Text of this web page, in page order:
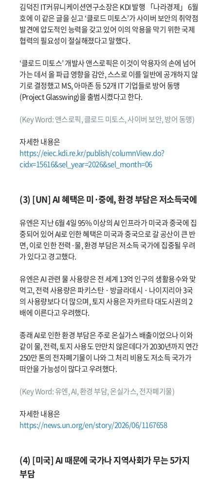
김덕진 IT커뮤니케이션연구소장은 KDI 발행 「나라경제」 6월
호에 이 같은 글을 싣고 ‘클로드 미토스’가 사이버 보안의 취약점
발견에 압도적인 능력을 갖고 있어 이의 악용을 막기 위한 국제
협력의 필요성이 절실해졌다고 말했다.
‘클로드 미토스’ 개발사 앤스로픽은 이것이 악용자의 손에 넘어
가는 데서 올 파급 영향을 감안, 스스로 이를 일반에 공개하지 않
기로 결정했고 MS, 아마존 등 52개 IT 기업들로 방어 동맹
(Project Glasswing)을 출범시켰다고 한다.
(Key Word: 앤스로픽, 클로드 미토스, 사이버 보안, 방어 동맹)
자세한 내용은
https://eiec.kdi.re.kr/publish/columnView.do?
cidx=15616&sel_year=2026&sel_month=06
(3) [UN] AI 혜택은 미·중에, 환경 부담은 저소득국에
유엔은 지난 6월 4일 95% 이상의 AI 인프라가 미국과 중국에 집
중되어 있어 AI로 인한 혜택은 미국과 중국으로 갈 공산이 큰 반
면, 이로 인한 전력·물, 환경 부담은 저소득 국가에 집중될 우려
가 있다고 경고했다.
유엔은 AI 관련 물 사용량은 전 세계 13억 인구의 생활용수와 맞
먹고, 전력 사용량은 파키스탄 · 방글라데시 · 나이지리아 3국
의 사용량보다 더 많으며, 토지 사용은 자카르타 대도시권의 2
배에 이른다고 우려했다.
종래 AI로 인한 환경 부담은 주로 온실가스 배출이었으나 이와
같이 물, 전력, 토지 사용도 만만치 않은데다가 2030년까지 연간
250만 톤의 전자폐기물이 나와 그 처리 비용도 저소득 국가가
떠안을 가능성이 많다고 우려했다.
(Key Word: 유엔, AI, 환경 부담, 온실가스, 전자폐기물)
자세한 내용은
https://news.un.org/en/story/2026/06/1167658
(4) [미국] AI 때문에 국가나 지역사회가 무는 5가지
부담